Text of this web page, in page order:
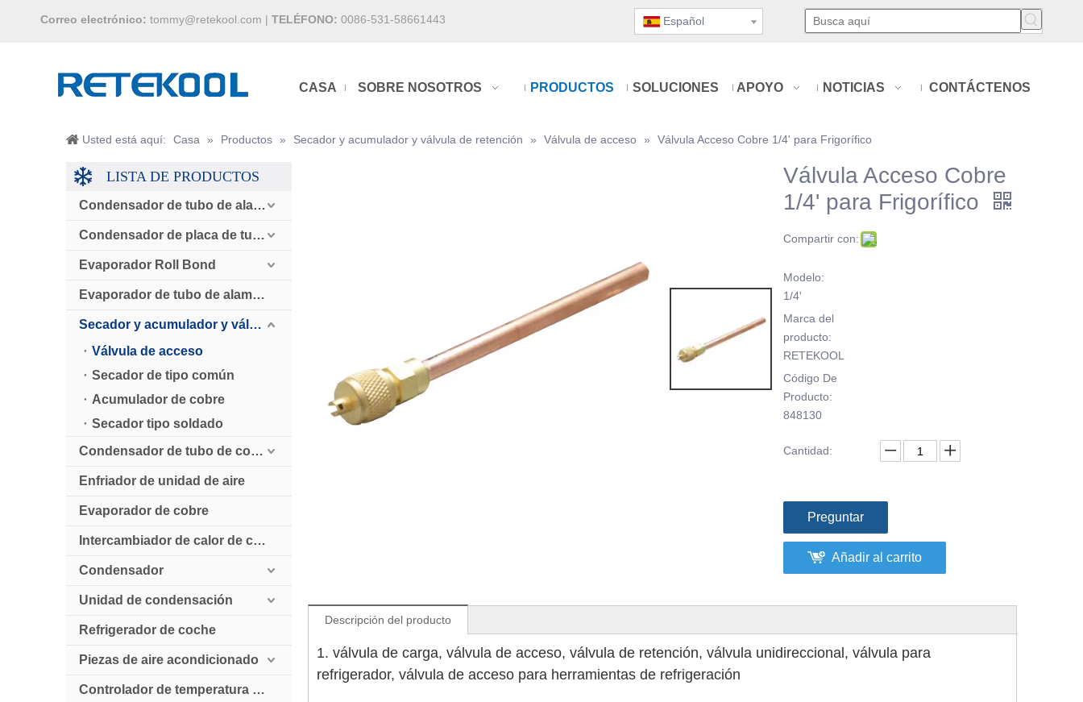
Correo electrónico: tommy@retekool.com | TELÉFONO: 0086-531-58661443 Español
CASA SOBRE NOSOTROS PRODUCTOS SOLUCIONES APOYO NOTICIAS CONTÁCTENOS
Usted está aquí: Casa » Productos » Secador y acumulador y válvula de retención » Válvula de acceso » Válvula Acceso Cobre 1/4' para Frigorífico
LISTA DE PRODUCTOS
Condensador de tubo de alambre
Condensador de placa de tubo
Evaporador Roll Bond
Evaporador de tubo de alambre
Secador y acumulador y válvula de retención
Válvula de acceso
Secador de tipo común
Acumulador de cobre
Secador tipo soldado
Condensador de tubo de cobre enfriado por aire
Enfriador de unidad de aire
Evaporador de cobre
Intercambiador de calor de cobre
Condensador
Unidad de condensación
Refrigerador de coche
Piezas de aire acondicionado
Controlador de temperatura digital
Válvula Acceso Cobre
1/4' para Frigorífico
Compartir con:
Modelo:
1/4'
Marca del
producto:
RETEKOOL
Código De
Producto:
848130
Cantidad:
Preguntar
Añadir al carrito
Descripción del producto
1. válvula de carga, válvula de acceso, válvula de retención, válvula unidireccional, válvula para
refrigerador, válvula de acceso para herramientas de refrigeración